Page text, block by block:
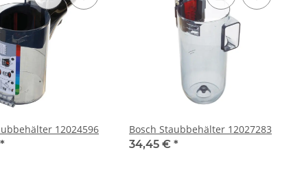
12024596
*
Bosch Staubbehälter 12027283
34,45 € *